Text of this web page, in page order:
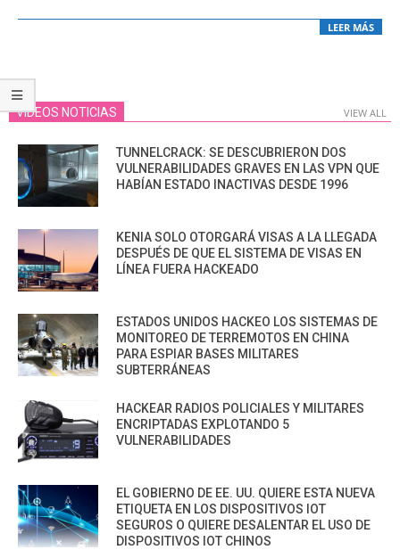
LEER MÁS
VIDEOS NOTICIAS VIEW ALL
TUNNELCRACK: SE DESCUBRIERON DOS
VULNERABILIDADES GRAVES EN LAS VPN QUE
HABÍAN ESTADO INACTIVAS DESDE 1996
KENIA SOLO OTORGARÁ VISAS A LA LLEGADA
DESPUÉS DE QUE EL SISTEMA DE VISAS EN
LÍNEA FUERA HACKEADO
ESTADOS UNIDOS HACKEO LOS SISTEMAS DE
MONITOREO DE TERREMOTOS EN CHINA
PARA ESPIAR BASES MILITARES
SUBTERRÁNEAS
HACKEAR RADIOS POLICIALES Y MILITARES
ENCRIPTADAS EXPLOTANDO 5
VULNERABILIDADES
EL GOBIERNO DE EE. UU. QUIERE ESTA NUEVA
ETIQUETA EN LOS DISPOSITIVOS IOT
SEGUROS O QUIERE DESALENTAR EL USO DE
DISPOSITIVOS IOT CHINOS